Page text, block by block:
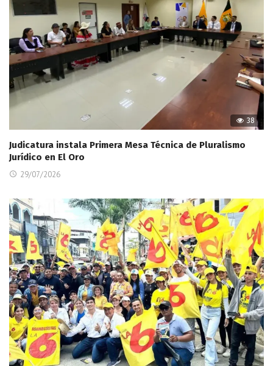
38
Judicatura instala Primera Mesa Técnica de Pluralismo
Jurídico en El Oro
29/07/2026